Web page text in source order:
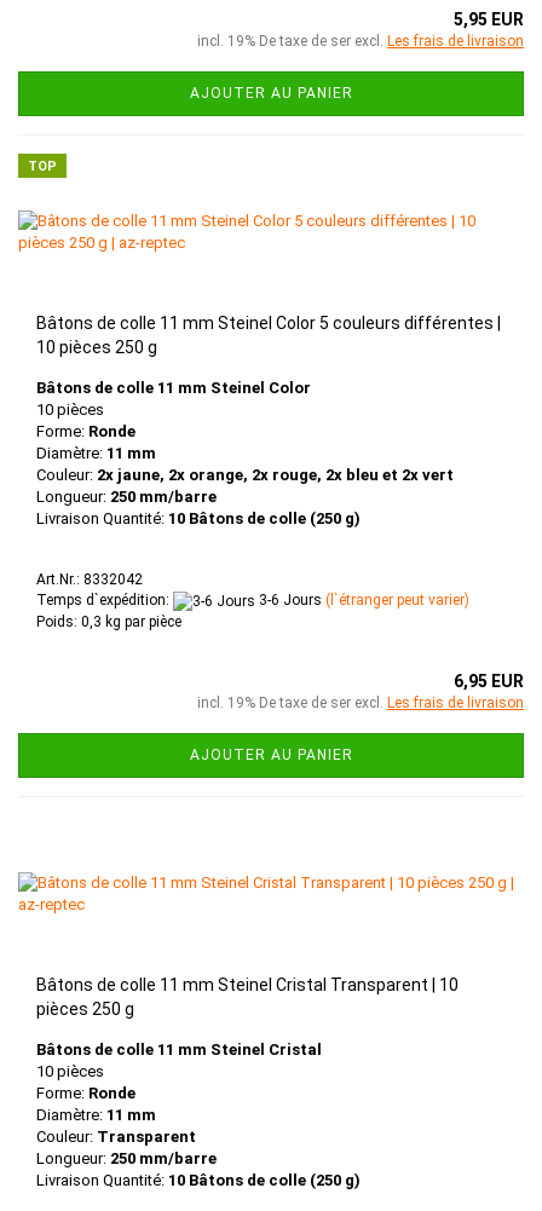
5,95 EUR
incl. 19% De taxe de ser excl. Les frais de livraison
AJOUTER AU PANIER
TOP
Bâtons de colle 11 mm Steinel Color 5 couleurs différentes |
10 pièces 250 g
Bâtons de colle 11 mm Steinel Color
10 pièces
Forme: Ronde
Diamètre: 11 mm
Couleur: 2x jaune, 2x orange, 2x rouge, 2x bleu et 2x vert
Longueur: 250 mm/barre
Livraison Quantité: 10 Bâtons de colle (250 g)
Art.Nr.: 8332042
Temps d`expédition:
3-6 Jours (l`étranger peut varier)
Poids: 0,3 kg par pièce
6,95 EUR
incl. 19% De taxe de ser excl. Les frais de livraison
AJOUTER AU PANIER
Bâtons de colle 11 mm Steinel Cristal Transparent | 10
pièces 250 g
Bâtons de colle 11 mm Steinel Cristal
10 pièces
Forme: Ronde
Diamètre: 11 mm
Couleur: Transparent
Longueur: 250 mm/barre
Livraison Quantité: 10 Bâtons de colle (250 g)